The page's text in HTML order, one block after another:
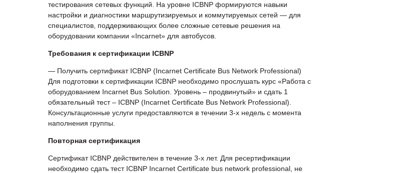
тестирования сетевых функций. На уровне ICBNP формируются навыки
настройки и диагностики маршрутизируемых и коммутируемых сетей — для
специалистов, поддерживающих более сложные сетевые решения на
оборудовании компании «Incarnet» для автобусов.
Требования к сертификации ICBNP
— Получить сертификат ICBNP (Incarnet Certificate Bus Network Professional)
Для подготовки к сертификации ICBNP необходимо прослушать курс «Работа с
оборудованием Incarnet Bus Solution. Уровень – продвинутый» и сдать 1
обязательный тест – ICBNP (Incarnet Certificate Bus Network Professional).
Консультационные услуги предоставляются в течении 3-х недель с момента
наполнения группы.
Повторная сертификация
Сертификат ICBNP действителен в течение 3-х лет. Для ресертификации
необходимо сдать тест ICBNP Incarnet Certificate bus network professional, не